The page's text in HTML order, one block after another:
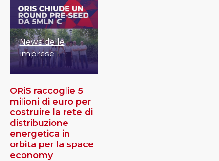
News delle
imprese
ORiS raccoglie 5
milioni di euro per
costruire la rete di
distribuzione
energetica in
orbita per la space
economy